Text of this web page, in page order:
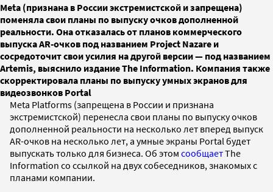
Meta (признана в России экстремистской и запрещена)
поменяла свои планы по выпуску очков дополненной
реальности. Она отказалась от планов коммерческого
выпуска AR-очков под названием Project Nazare и
сосредоточит свои усилия на другой версии — под названием
Artemis, выяснило издание The Information. Компания также
скорректировала планы по выпуску умных экранов для
видеозвонков Portal
Meta Platforms (запрещена в России и признана
экстремистской) перенесла свои планы по выпуску очков
дополненной реальности на несколько лет вперед выпуск
AR-очков на несколько лет, а умные экраны Portal будет
выпускать только для бизнеса. Об этом сообщаетThe
Information со ссылкой на двух собеседников, знакомых с
планами компании.